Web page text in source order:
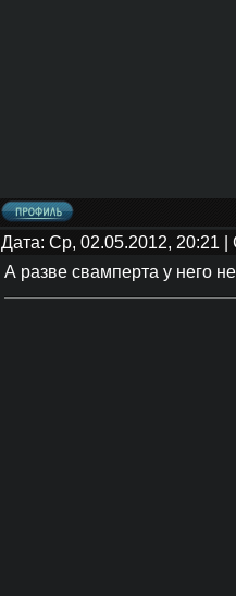
Дата: Ср, 02.05.2012, 20:21
А разве свамперта у него